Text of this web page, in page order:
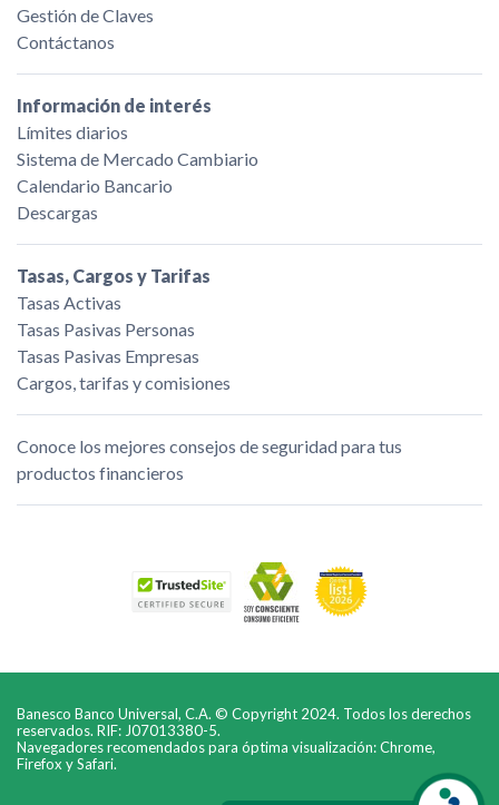
Gestión de Claves
Contáctanos
Información de interés
Límites diarios
Sistema de Mercado Cambiario
Calendario Bancario
Descargas
Tasas, Cargos y Tarifas
Tasas Activas
Tasas Pasivas Personas
Tasas Pasivas Empresas
Cargos, tarifas y comisiones
Conoce los mejores consejos de seguridad para tus
productos financieros
Banesco Banco Universal, C.A. © Copyright 2024. Todos los derechos
reservados. RIF: J07013380-5.
Navegadores recomendados para óptima visualización: Chrome,
Firefox y Safari.